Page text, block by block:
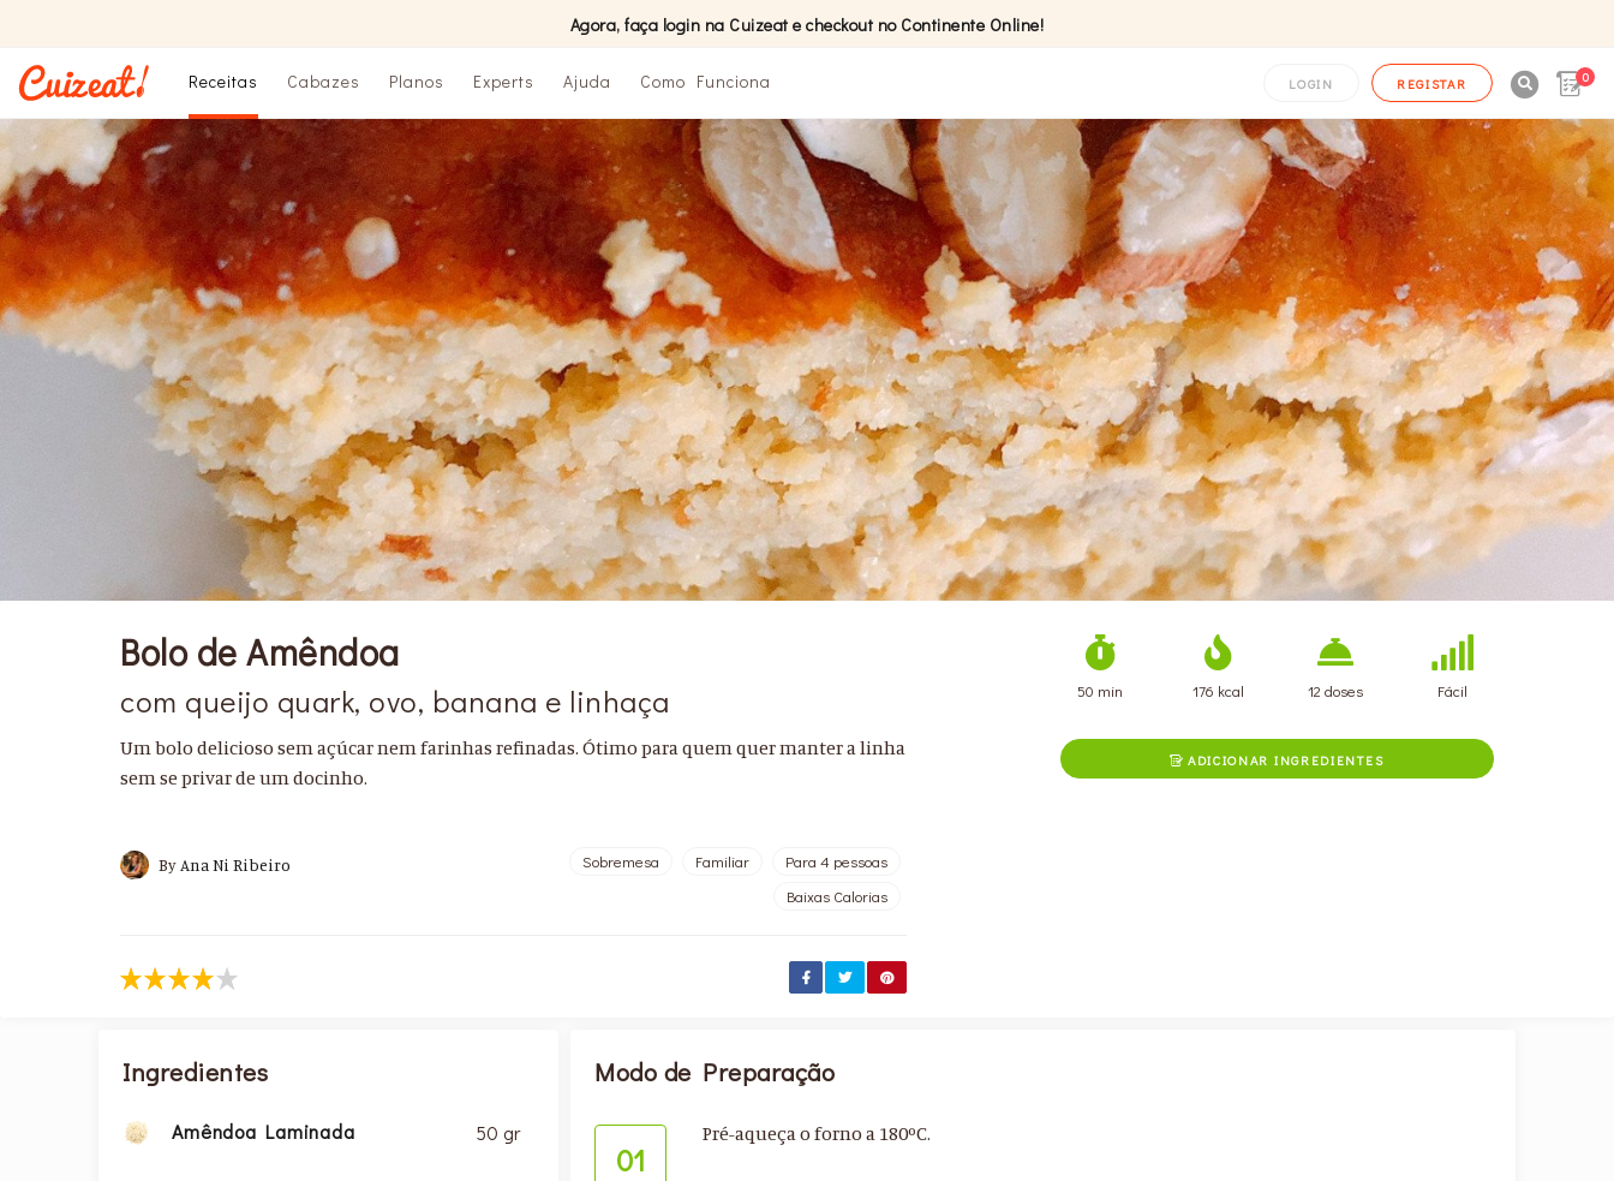
Agora, faça login na Cuizeat e checkout no Continente Online!
Receitas Cabazes Planos Experts Ajuda Como Funciona LOGIN REGISTAR 0
Bolo de Amêndoa
com queijo quark, ovo, banana e linhaça
Um bolo delicioso sem açúcar nem farinhas refinadas. Ótimo para quem quer manter a linha
sem se privar de um docinho.
By Ana Ni Ribeiro Sobremesa Familiar
Para 4 pessoas
Baixas Calorias
50 min 176 kcal 12 doses Fácil
 ADICIONAR INGREDIENTES
Ingredientes
Amêndoa Laminada 50 gr
Modo de Preparação
01
Pré-aqueça o forno a 180ºC.